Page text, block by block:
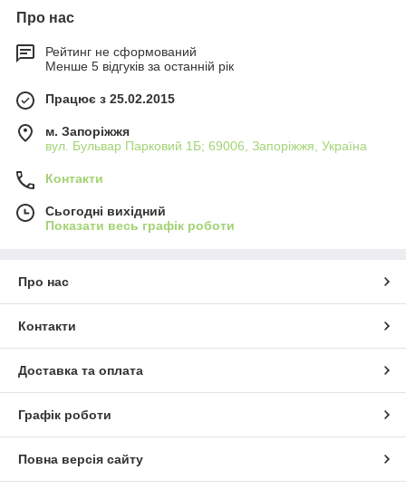
Про нас
Рейтинг не сформований
Менше 5 відгуків за останній рік
Працює з 25.02.2015
м. Запоріжжя
вул. Бульвар Парковий 1Б; 69006, Запоріжжя, Україна
Контакти
Сьогодні вихідний
Показати весь графік роботи
Про нас
Контакти
Доставка та оплата
Графік роботи
Повна версія сайту